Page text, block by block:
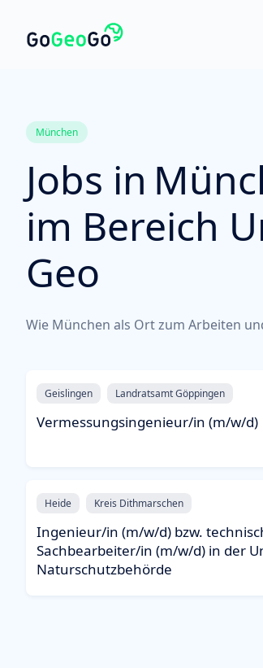
München
Jobs in
im Bereich
Geo
Wie München als Ort zum Arbeiten
Geislingen Landratsamt Göppingen
Vermessungsingenieur/in (m/w/d)
Heide Kreis Dithmarschen
Ingenieur/in (m/w/d) bzw.
Sachbearbeiter/in (m/w/d) in der
Naturschutzbehörde